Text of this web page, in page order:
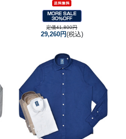
定価41,800円
29,260円(税込)